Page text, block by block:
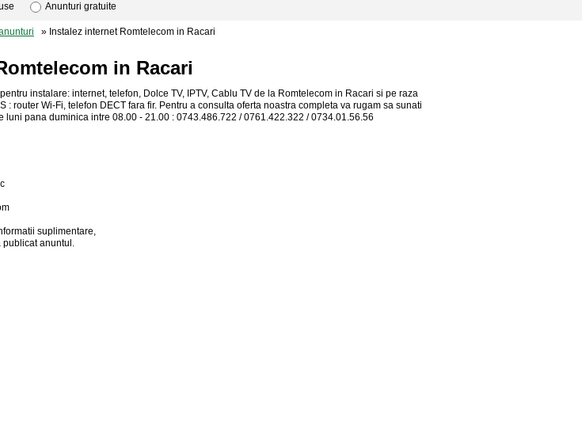
Anunturi gratuite
» Instalez internet Romtelecom in Racari
in Racari
instalare: internet, telefon, Dolce TV, IPTV, Cablu TV de la Romtelecom in Racari si pe raza
: router Wi-Fi, telefon DECT fara fir. Pentru a consulta oferta noastra completa va rugam sa sunati
luni pana duminica intre 08.00 - 21.00 : 0743.486.722 / 0761.422.322 / 0734.01.56.56
suplimentare,
publicat anuntul.